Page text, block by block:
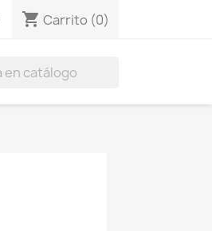
shopping_cart Carrito (0)